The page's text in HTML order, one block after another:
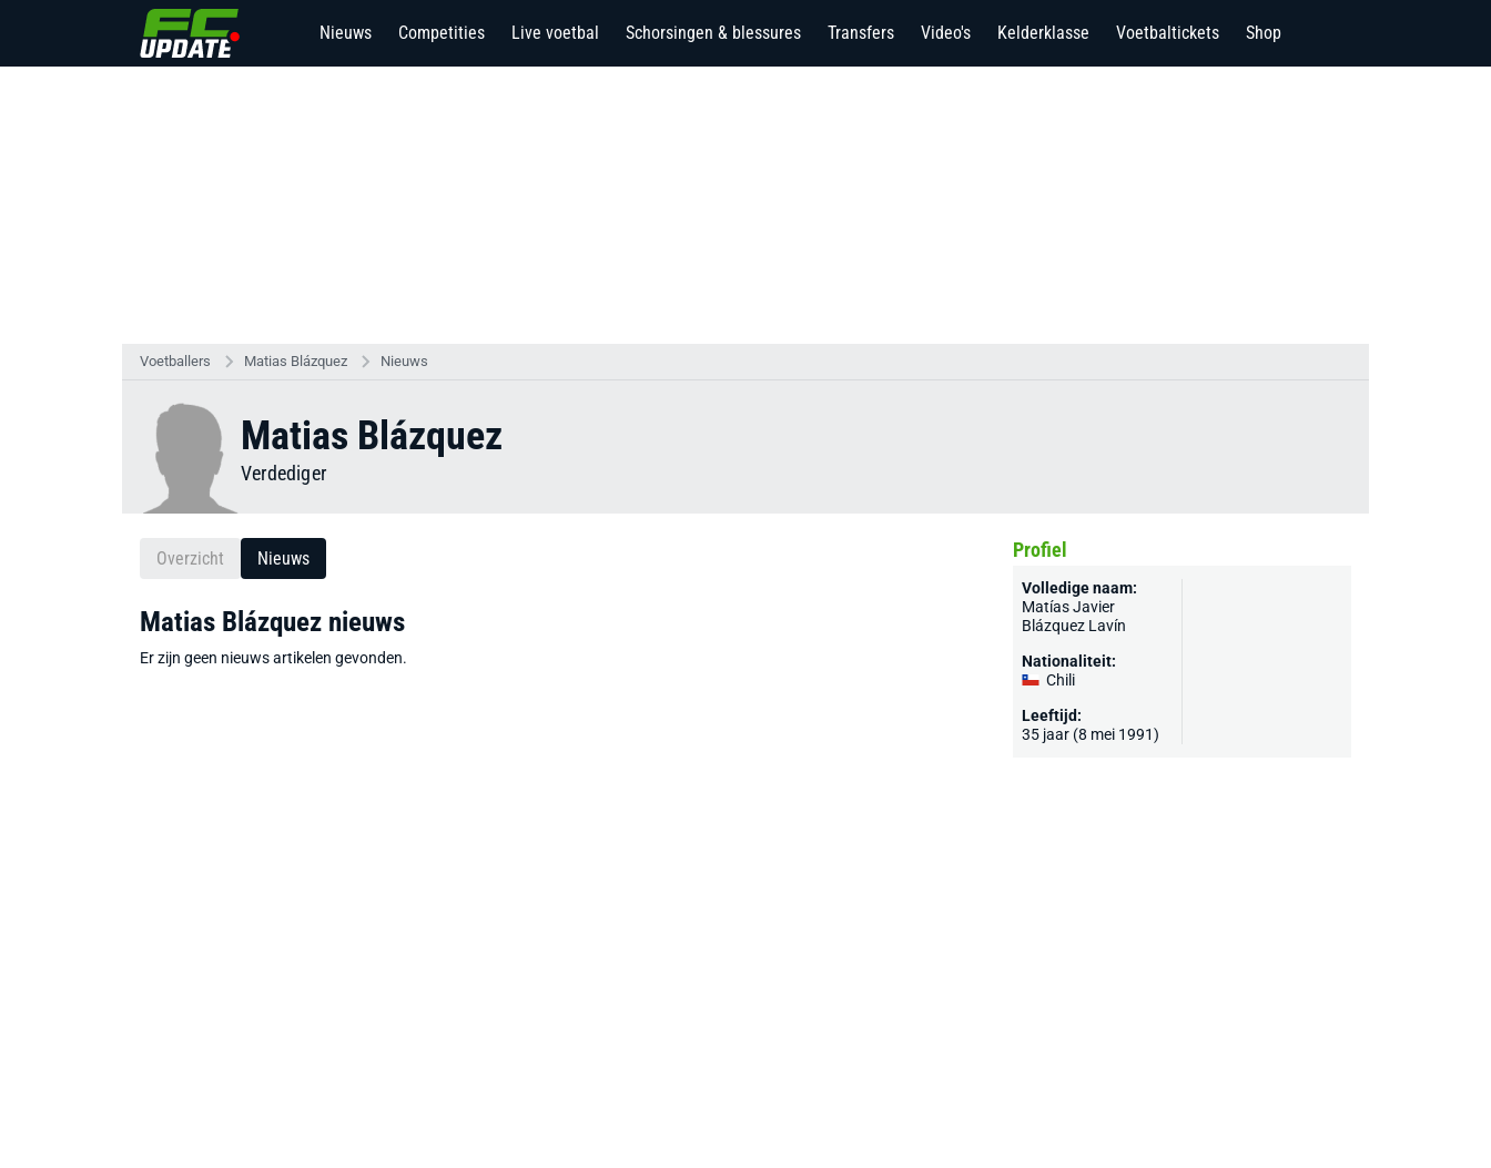
Nieuws Competities Live voetbal Schorsingen & blessures Transfers Video's Kelderklasse Voetbaltickets Shop
Voetballers Matias Blázquez Nieuws
Matias Blázquez
Verdediger
Overzicht Nieuws
Matias Blázquez nieuws
Er zijn geen nieuws artikelen gevonden.
Profiel
Volledige naam:
Matías Javier
Blázquez Lavín
Nationaliteit:
Chili
Leeftijd:
35 jaar (8 mei 1991)